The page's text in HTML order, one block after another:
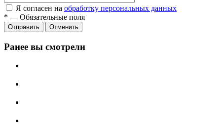
Я согласен на обработку персональных данных
* — Обязательные поля
Отправить Отменить
Ранее вы смотрели